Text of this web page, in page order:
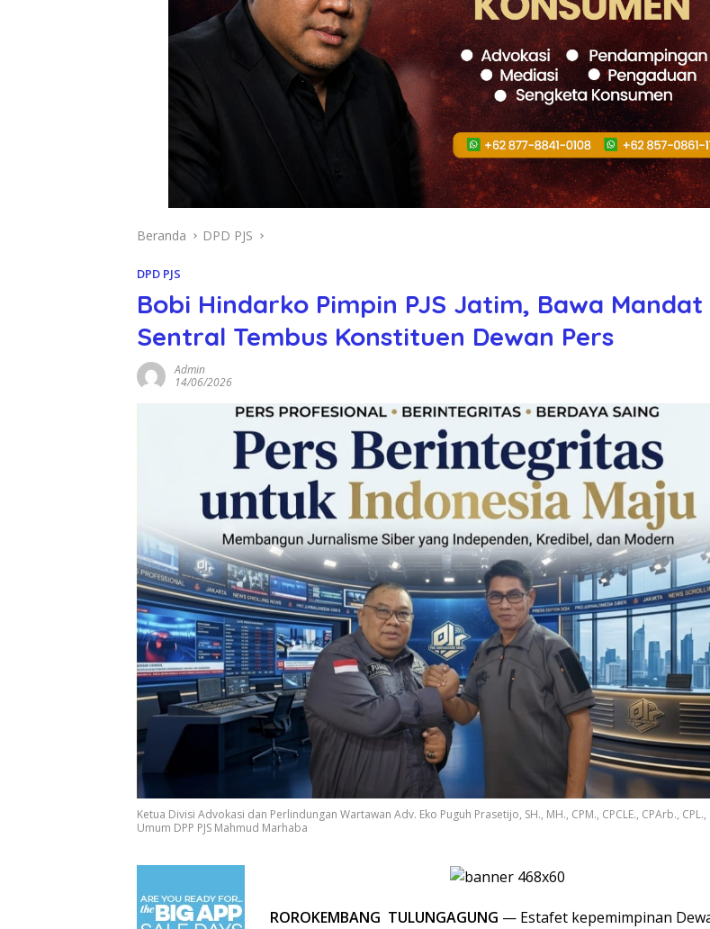
Beranda DPD PJS
DPD PJS
Bobi Hindarko Pimpin PJS Jatim, Bawa Mandat
Sentral Tembus Konstituen Dewan Pers
Admin
14/06/2026
Ketua Divisi Advokasi dan Perlindungan Wartawan Adv. Eko Puguh Prasetijo, SH., MH., CPM., CPCLE., CPArb., CPL.,
Umum DPP PJS Mahmud Marhaba
ROROKEMBANG TULUNGAGUNG — Estafet kepemimpinan